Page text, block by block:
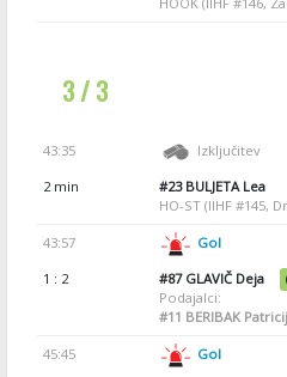
3 / 3
43:35 Izključitev
2 min
#23BULJETA Lea
HO-ST (IIHF #145,
43:57 Gol
1 : 2
#87GLAVIČ Deja
Podajalci:
#11 BERIBAK
45:45 Gol